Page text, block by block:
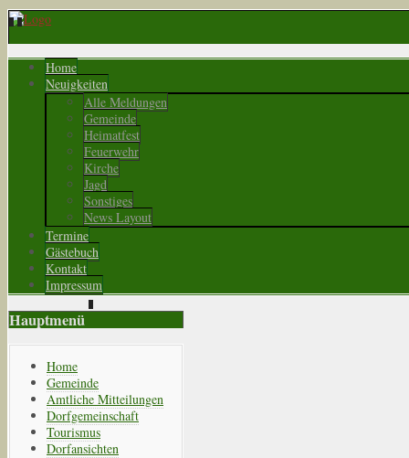
Home
Neuigkeiten
Alle Meldungen
Gemeinde
Heimatfest
Feuerwehr
Kirche
Jagd
Sonstiges
News Layout
Termine
Gästebuch
Kontakt
Impressum
Hauptmenü
Home
Gemeinde
Amtliche Mitteilungen
Dorfgemeinschaft
Tourismus
Dorfansichten